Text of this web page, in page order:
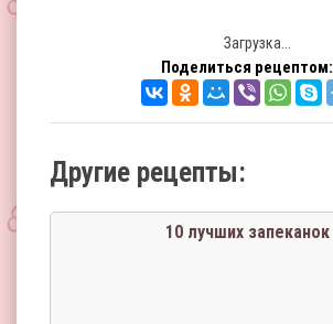
Загрузка...
Поделиться рецептом:
Другие рецепты:
10 лучших запеканок